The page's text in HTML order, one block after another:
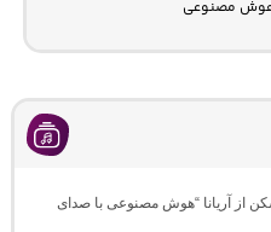
مصنوعی
از آریانا “هوش مصنوعی با صدای